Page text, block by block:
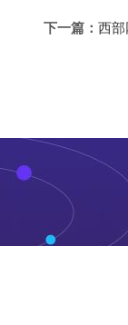
下一篇： 西